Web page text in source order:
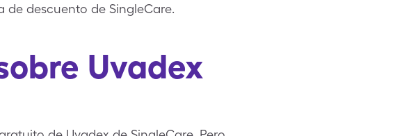
de descuento de SingleCare.
Uvadex